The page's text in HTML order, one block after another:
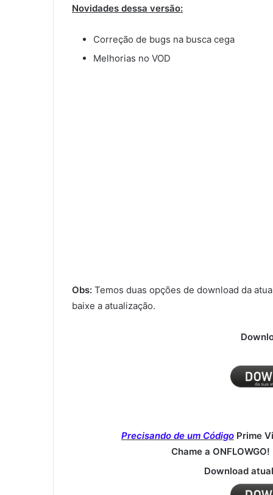
Novidades dessa versão:
Correção de bugs na busca cega
Melhorias no VOD
Obs: Temos duas opções de download da
baixe a atualização.
Precisando de um Código Prime
Chame a
Download